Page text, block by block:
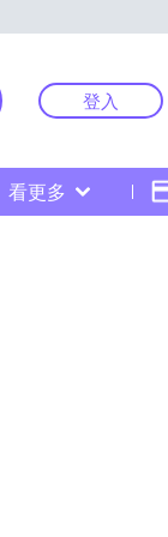
登入
看更多